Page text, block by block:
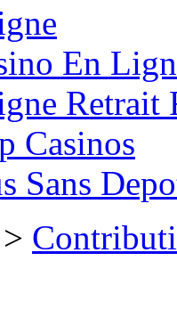
En
Retrait
Casinos
Sans
>